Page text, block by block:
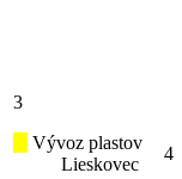
3
Vývoz plastov
Lieskovec
4